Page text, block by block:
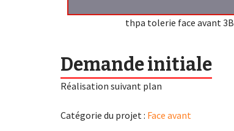
thpa tolerie face avant 3B
Demande initiale
Réalisation suivant plan
Catégorie du projet : Face avant